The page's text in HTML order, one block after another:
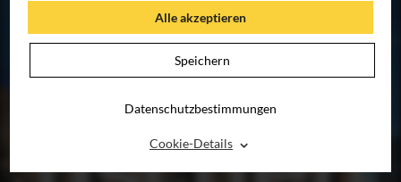
Alle akzeptieren
Speichern
Datenschutzbestimmungen
Cookie-Details ⌃